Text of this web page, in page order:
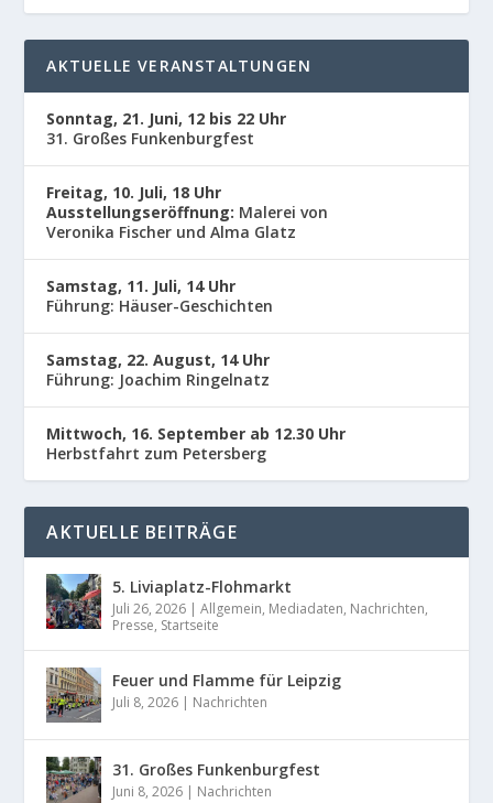
AKTUELLE VERANSTALTUNGEN
Sonntag, 21. Juni, 12 bis 22 Uhr
31. Großes Funkenburgfest
Freitag, 10. Juli, 18 Uhr
Ausstellungseröffnung: Malerei von
Veronika Fischer und Alma Glatz
Samstag, 11. Juli, 14 Uhr
Führung: Häuser-Geschichten
Samstag, 22. August, 14 Uhr
Führung: Joachim Ringelnatz
Mittwoch, 16. September ab 12.30 Uhr
Herbstfahrt zum Petersberg
AKTUELLE BEITRÄGE
5. Liviaplatz-Flohmarkt
Juli 26, 2026 |Allgemein, Mediadaten, Nachrichten,
Presse, Startseite
Feuer und Flamme für Leipzig
Juli 8, 2026 | Nachrichten
31. Großes Funkenburgfest
Juni 8, 2026 | Nachrichten